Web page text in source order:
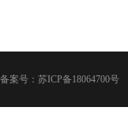
备案号： 苏ICP备18064700号